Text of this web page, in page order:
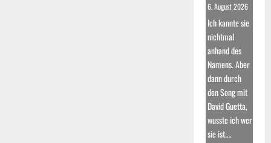
6. August 2026
Ich kannte sie
nichtmal
anhand des
Namens. Aber
dann durch
den Song mit
David Guetta,
wusste ich wer
sie ist.…